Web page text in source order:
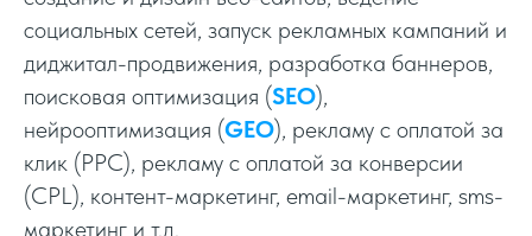
социальных сетей, запуск рекламных кампаний и
диджитал-продвижения, разработка баннеров,
поисковая оптимизация (SEO),
нейрооптимизация (GEO), рекламу с оплатой за
клик (PPC), рекламу с оплатой за конверсии
(CPL), контент-маркетинг, email-маркетинг, sms-
маркетинг и т.д.